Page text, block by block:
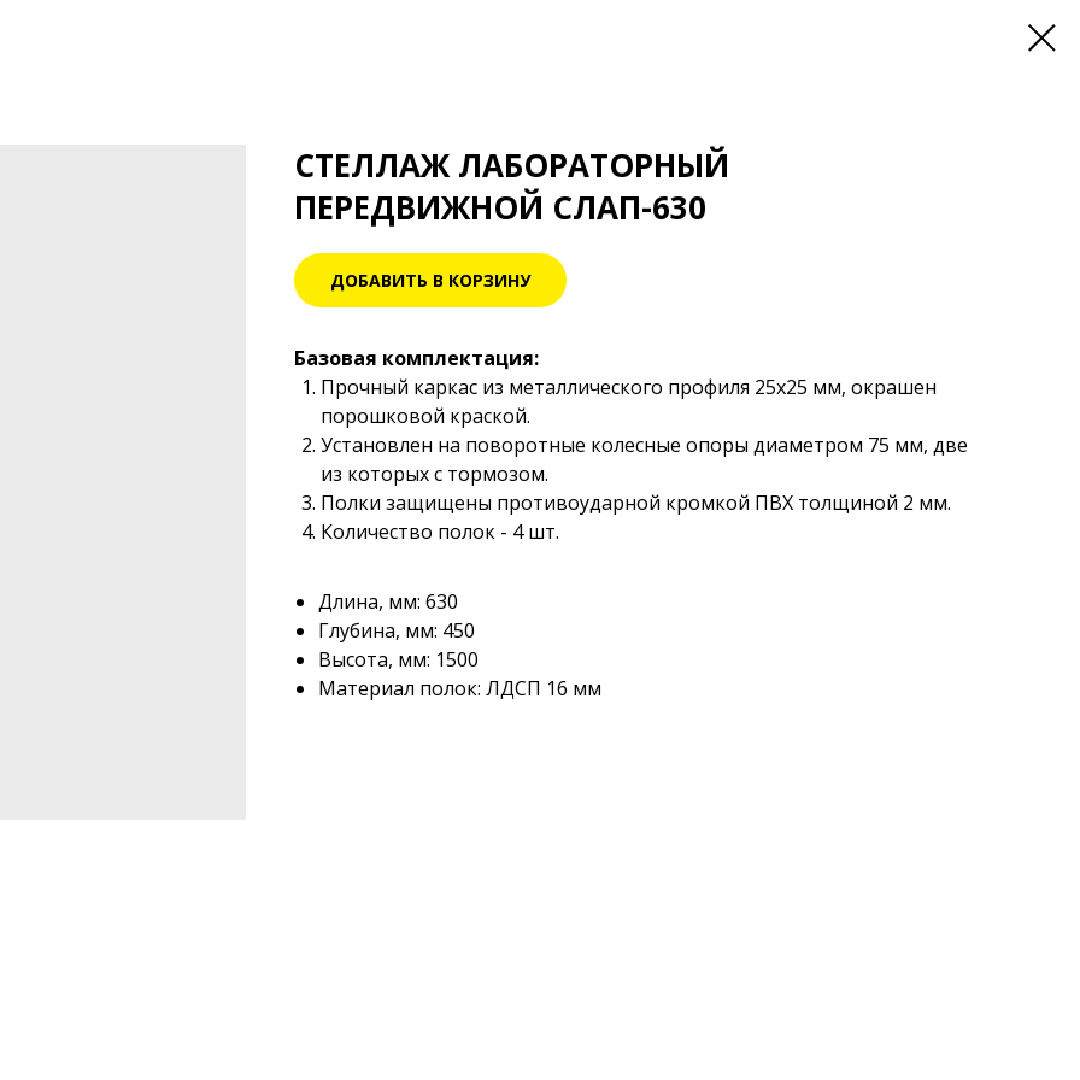
СТЕЛЛАЖ ЛАБОРАТОРНЫЙ
ПЕРЕДВИЖНОЙ СЛАП-630
ДОБАВИТЬ В КОРЗИНУ
Базовая комплектация:
Прочный каркас из металлического профиля 25х25 мм, окрашен
порошковой краской.
Установлен на поворотные колесные опоры диаметром 75 мм, две
из которых с тормозом.
Полки защищены противоударной кромкой ПВХ толщиной 2 мм.
Количество полок - 4 шт.
Длина, мм: 630
Глубина, мм: 450
Высота, мм: 1500
Материал полок: ЛДСП 16 мм